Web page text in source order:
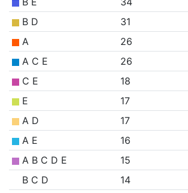
B D
31
A
26
A C E
26
C E
18
E
17
A D
17
A E
16
A B C D E
15
B C D
14